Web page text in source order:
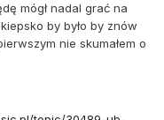
mógł nadal grać na
by było by znów
nie skumałem o